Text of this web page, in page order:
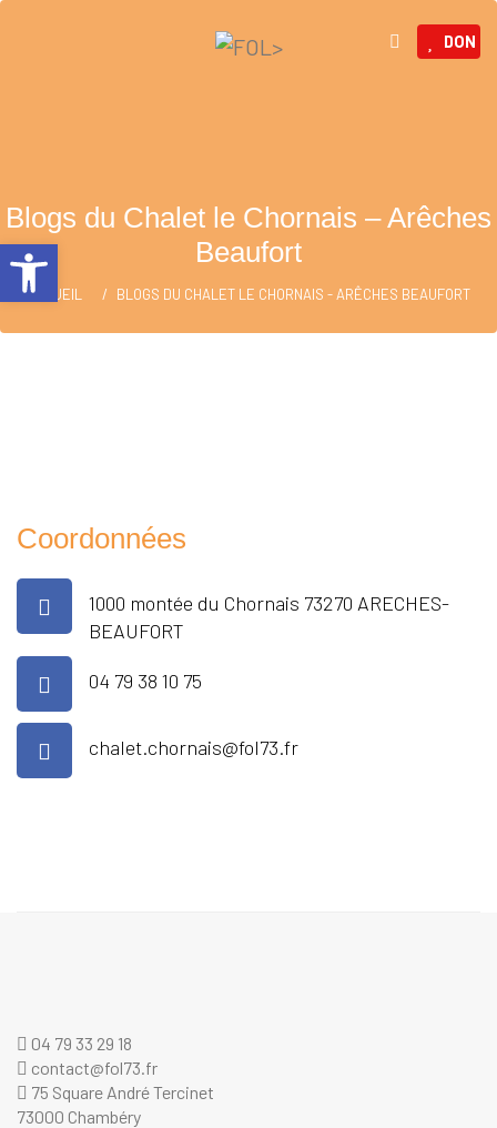
DON
Blogs du Chalet le Chornais – Arêches
Beaufort
ACCUEIL BLOGS DU CHALET LE CHORNAIS - ARÊCHES BEAUFORT
Coordonnées
1000 montée du Chornais 73270 ARECHES-
BEAUFORT
04 79 38 10 75
chalet.chornais@fol73.fr
04 79 33 29 18
contact@fol73.fr
75 Square André Tercinet
73000 Chambéry
Ouvrir la barre d’outils